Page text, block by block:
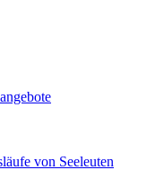
von Seeleuten